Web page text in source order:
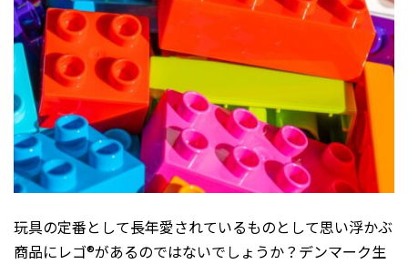
玩具の定番として長年愛されているものとして思い浮かぶ
商品にレゴ®があるのではないでしょうか？デンマーク生